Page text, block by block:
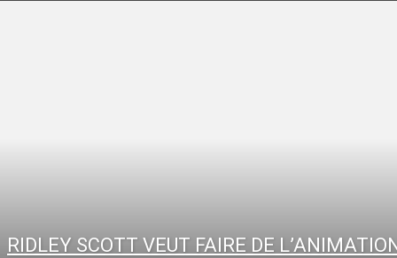
RIDLEY SCOTT VEUT FAIRE DE